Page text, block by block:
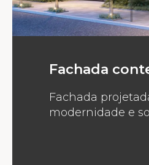
Fachada
Fachada
modernidade e